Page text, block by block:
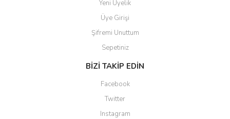
Yeni Üyelik
Üye Girişi
Şifremi Unuttum
Sepetiniz
BİZİ TAKİP EDİN
Facebook
Twitter
Instagram